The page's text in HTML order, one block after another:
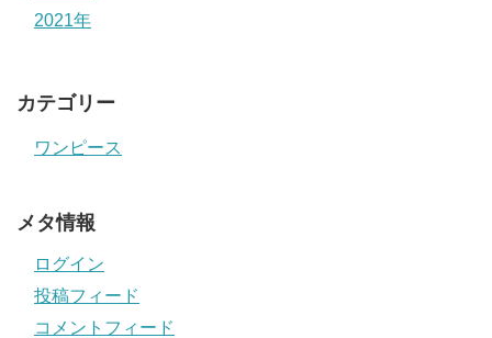
2021年
カテゴリー
ワンピース
メタ情報
ログイン
投稿フィード
コメントフィード